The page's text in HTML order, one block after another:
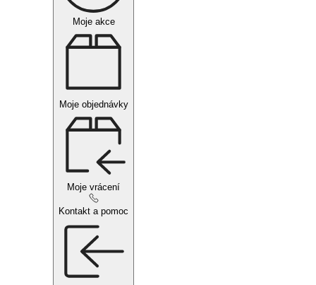
Moje akce
Moje objednávky
Moje vrácení
Kontakt a pomoc